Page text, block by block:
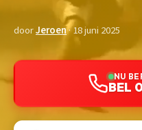
doorJeroen· 18 juni 2025
NU
BEL